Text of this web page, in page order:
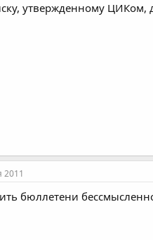
утвержденному ЦИКом,
2011
бюллетени